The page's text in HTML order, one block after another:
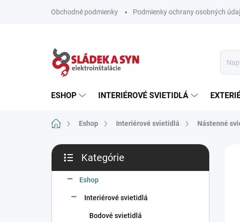
Obchodné podmienky Podmienky ochrany osobných
ESHOP INTERIÉROVÉ SVIETIDLÁ
DomovEshop Interiérové svietidlá Nástenné
B
č
kategórie
Kategórie
Eshop
Interiérové svietidlá
Bodové svietidlá